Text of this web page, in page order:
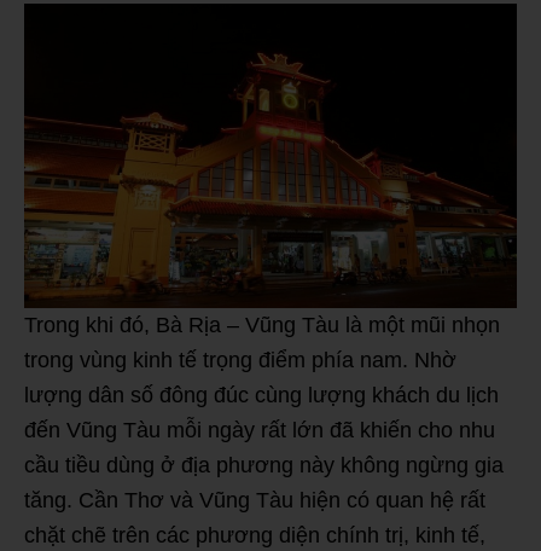
Trong khi đó, Bà Rịa – Vũng Tàu là một mũi nhọn
trong vùng kinh tế trọng điểm phía nam. Nhờ
lượng dân số đông đúc cùng lượng khách du lịch
đến Vũng Tàu mỗi ngày rất lớn đã khiến cho nhu
cầu tiều dùng ở địa phương này không ngừng gia
tăng. Cần Thơ và Vũng Tàu hiện có quan hệ rất
chặt chẽ trên các phương diện chính trị, kinh tế,